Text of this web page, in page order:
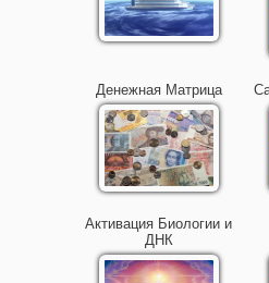
Денежная Матрица
Активация Биологии и
ДНК